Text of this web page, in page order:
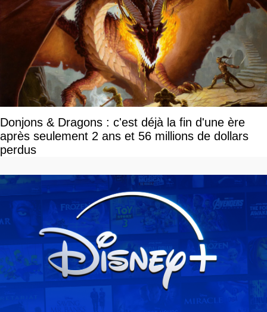
Donjons & Dragons : c'est déjà la fin d'une ère
après seulement 2 ans et 56 millions de dollars
perdus